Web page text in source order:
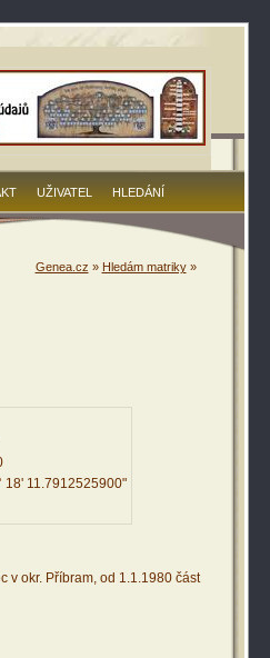
UŽIVATEL HLEDÁNÍ
Genea.cz » Hledám matriky»
18' 11.7912525900"
v okr. Příbram, od 1.1.1980 část